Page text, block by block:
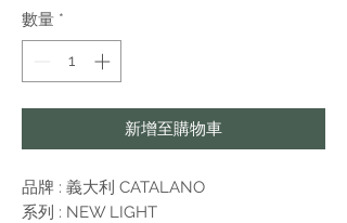
數量 *
新增至購物車
品牌 : 義大利 CATALANO
系列 : NEW LIGHT